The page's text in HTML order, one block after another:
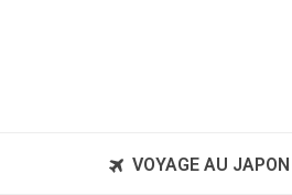
VOYAGE AU JAPON